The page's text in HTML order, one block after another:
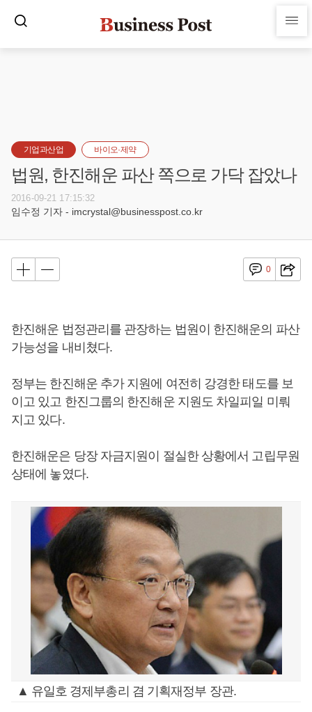
기업과산업 바이오·제약
법원, 한진해운 파산 쪽으로 가닥 잡았나
2016-09-21 17:15:32
임수정 기자 - imcrystal@businesspost.co.kr
0
한진해운 법정관리를 관장하는 법원이 한진해운의 파산
가능성을 내비쳤다.
정부는 한진해운 추가 지원에 여전히 강경한 태도를 보
이고 있고 한진그룹의 한진해운 지원도 차일피일 미뤄
지고 있다.
한진해운은 당장 자금지원이 절실한 상황에서 고립무원
상태에 놓였다.
▲ 유일호 경제부총리 겸 기획재정부 장관.